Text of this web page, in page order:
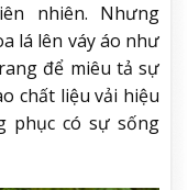
nhiên. Nhưng
lá lên váy áo như
để miêu tả sự
chất liệu vải hiệu
phục có sự sống